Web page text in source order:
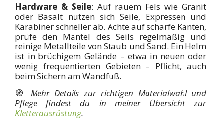
Hardware & Seile: Auf rauem Fels wie Granit
oder Basalt nutzen sich Seile, Expressen und
Karabiner schneller ab. Achte auf scharfe Kanten,
prüfe den Mantel des Seils regelmäßig und
reinige Metallteile von Staub und Sand. Ein Helm
ist in brüchigem Gelände – etwa in neuen oder
wenig frequentierten Gebieten – Pflicht, auch
beim Sichern am Wandfuß.
🧭 Mehr Details zur richtigen Materialwahl und
Pflege findest du in meiner Übersicht zur
Kletterausrüstung.